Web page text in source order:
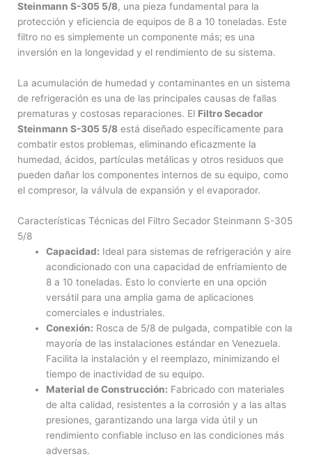
Steinmann S-305 5/8, una pieza fundamental para la
protección y eficiencia de equipos de 8 a 10 toneladas. Este
filtro no es simplemente un componente más; es una
inversión en la longevidad y el rendimiento de su sistema.
La acumulación de humedad y contaminantes en un sistema
de refrigeración es una de las principales causas de fallas
prematuras y costosas reparaciones. El Filtro Secador
Steinmann S-305 5/8 está diseñado específicamente para
combatir estos problemas, eliminando eficazmente la
humedad, ácidos, partículas metálicas y otros residuos que
pueden dañar los componentes internos de su equipo, como
el compresor, la válvula de expansión y el evaporador.
Características Técnicas del Filtro Secador Steinmann S-305
5/8
Capacidad: Ideal para sistemas de refrigeración y aire
acondicionado con una capacidad de enfriamiento de
8 a 10 toneladas. Esto lo convierte en una opción
versátil para una amplia gama de aplicaciones
comerciales e industriales.
Conexión: Rosca de 5/8 de pulgada, compatible con la
mayoría de las instalaciones estándar en Venezuela.
Facilita la instalación y el reemplazo, minimizando el
tiempo de inactividad de su equipo.
Material de Construcción: Fabricado con materiales
de alta calidad, resistentes a la corrosión y a las altas
presiones, garantizando una larga vida útil y un
rendimiento confiable incluso en las condiciones más
adversas.